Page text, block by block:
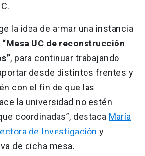
la idea de armar una instancia
“Mesa UC de reconstrucción
, para continuar trabajando
desde distintos frentes y
con el fin de que las
la universidad no estén
coordinadas”, destaca María
de Investigación y
de dicha mesa.